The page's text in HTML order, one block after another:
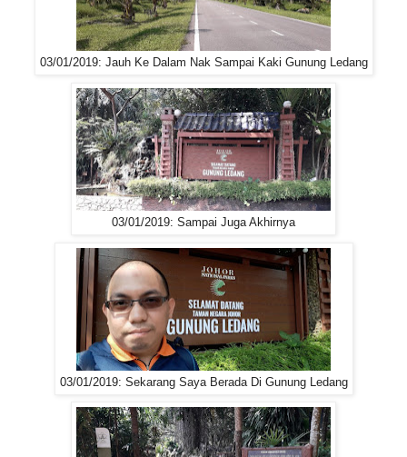
03/01/2019: Jauh Ke Dalam Nak Sampai Kaki Gunung Ledang
03/01/2019: Sampai Juga Akhirnya
03/01/2019: Sekarang Saya Berada Di Gunung Ledang